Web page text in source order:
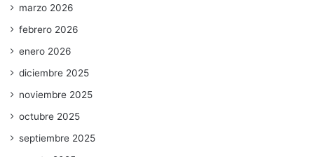
marzo 2026
febrero 2026
enero 2026
diciembre 2025
noviembre 2025
octubre 2025
septiembre 2025